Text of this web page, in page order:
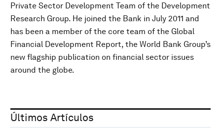
Private Sector Development Team of the Development
Research Group. He joined the Bank in July 2011 and
has been a member of the core team of the Global
Financial Development Report, the World Bank Group’s
new flagship publication on financial sector issues
around the globe.
Últimos Artículos